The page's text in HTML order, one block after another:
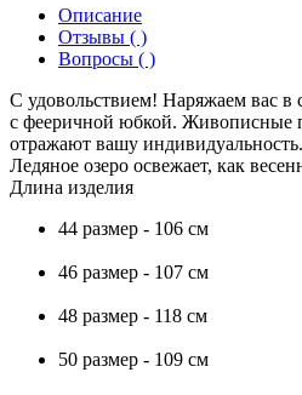
Описание
Отзывы ( )
Вопросы ( )
С удовольствием! Наряжаем вас в
с фееричной юбкой. Живописные
отражают вашу
Ледяное озеро освежает, как
Длина изделия
44 размер - 106 см
46 размер - 107 см
48 размер - 118 см
50 размер - 109 см